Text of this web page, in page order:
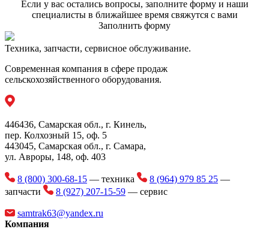
Учитывая большую рабочую ширину, впечатляющий
бункер, (поддерживаемый основной рамой) обеспечивает
высокую автономность, благодаря внутренней перегородке
объемом 2000 литров для семян и 7000 литров для
удобрений.
Механическая трансмиссия
Гомокинетический карданный вал, используемый в
высевающего диска и не требует технического
обслуживания.
осуществляется благодаря однодисковому сошнику.
Если у вас остались вопросы, заполните форму и наши
специалисты в ближайшее время свяжутся с вами
Заполнить форму
Техника, запчасти, сервисное обслуживание.
Современная компания в сфере продаж
сельскохозяйственного оборудования.
446436, Самарская обл., г. Кинель,
пер. Колхозный 15, оф. 5
443045, Самарская обл., г. Самара,
ул. Авроры, 148, оф. 403
8 (800) 300-68-15 — техника 8 (964) 979 85 25 —
запчасти
8 (927) 207-15-59 — сервис
samtrak63@yandex.ru
Компания